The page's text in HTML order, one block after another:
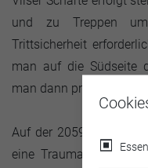
und zu Treppen
Trittsicherheit
man auf die Südseite
man dann problemlos
Auf der 2059 Meter
eine Traumaussicht